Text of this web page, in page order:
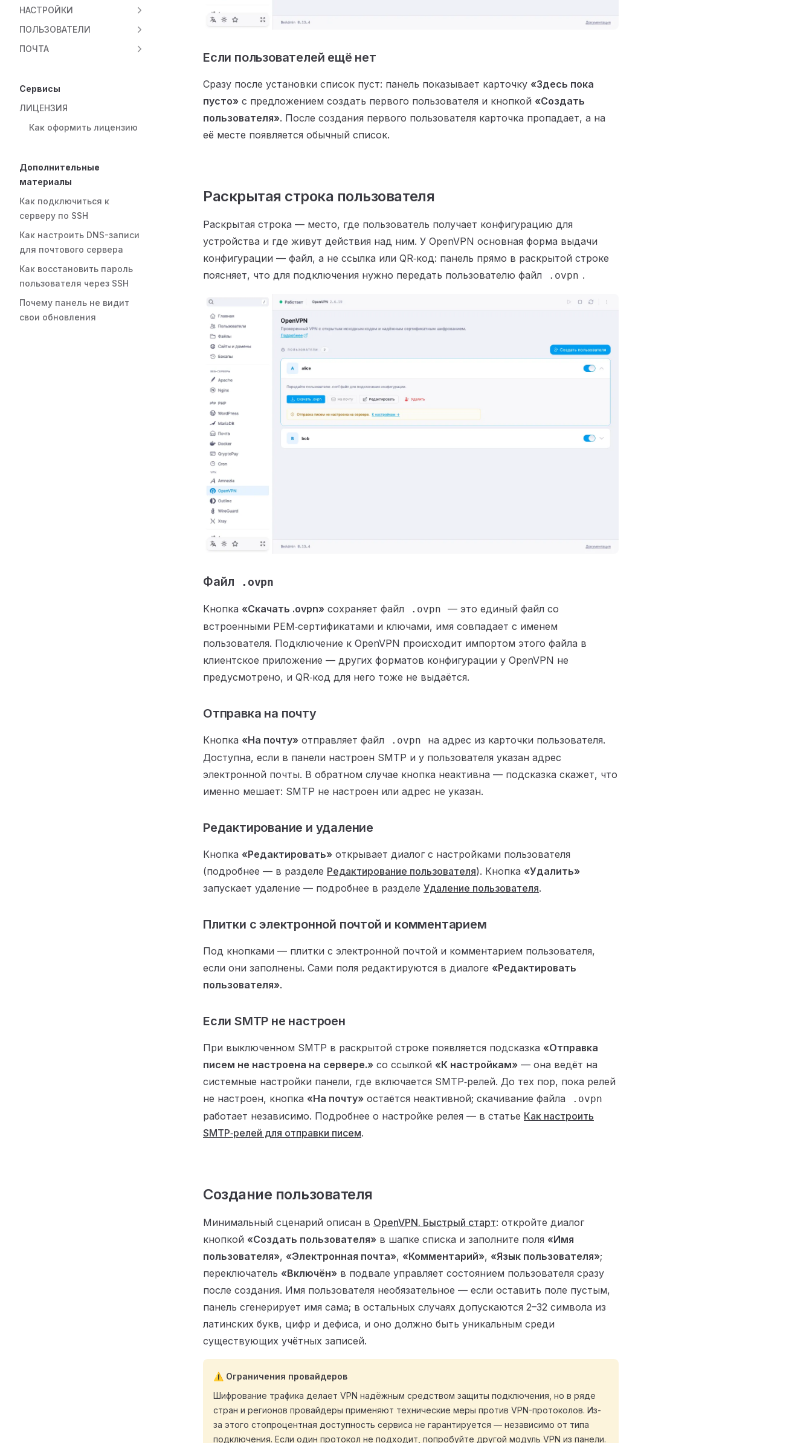
НАСТРОЙКИ
ПОЛЬЗОВАТЕЛИ
ПОЧТА
Сервисы
ЛИЦЕНЗИЯ
Как оформить лицензию
Дополнительные
материалы
Как подключиться к
серверу по SSH
Как настроить DNS-записи
для почтового сервера
Как восстановить пароль
пользователя через SSH
Почему панель не видит
свои обновления
Если пользователей ещё нет
Сразу после установки список пуст: панель показывает карточку «Здесь пока
пусто» с предложением создать первого пользователя и кнопкой «Создать
пользователя». После создания первого пользователя карточка пропадает, а на
её месте появляется обычный список.
Раскрытая строка пользователя
Раскрытая строка — место, где пользователь получает конфигурацию для
устройства и где живут действия над ним. У OpenVPN основная форма выдачи
конфигурации — файл, а не ссылка или QR‑код: панель прямо в раскрытой строке
поясняет, что для подключения нужно передать пользователю файл
.ovpn .
Файл .ovpn
Кнопка «Скачать .ovpn» сохраняет файл .ovpn
— это единый файл со
встроенными PEM‑сертификатами и ключами, имя совпадает с именем
пользователя. Подключение к OpenVPN происходит импортом этого файла в
клиентское приложение — других форматов конфигурации у OpenVPN не
предусмотрено, и QR‑код для него тоже не выдаётся.
Отправка на почту
Кнопка «На почту» отправляет файл .ovpn
на адрес из карточки пользователя.
Доступна, если в панели настроен SMTP и у пользователя указан адрес
электронной почты. В обратном случае кнопка неактивна — подсказка скажет, что
именно мешает: SMTP не настроен или адрес не указан.
Редактирование и удаление
Кнопка «Редактировать» открывает диалог с настройками пользователя
(подробнее — в разделе Редактирование пользователя). Кнопка «Удалить»
запускает удаление — подробнее в разделе Удаление пользователя.
Плитки с электронной почтой и комментарием
Под кнопками — плитки с электронной почтой и комментарием пользователя,
если они заполнены. Сами поля редактируются в диалоге «Редактировать
пользователя».
Если SMTP не настроен
При выключенном SMTP в раскрытой строке появляется подсказка «Отправка
писем не настроена на сервере.» со ссылкой «К настройкам» — она ведёт на
системные настройки панели, где включается SMTP‑релей. До тех пор, пока релей
не настроен, кнопка «На почту» остаётся неактивной; скачивание файла .ovpn
работает независимо. Подробнее о настройке релея — в статье Как настроить
SMTP‑релей для отправки писем.
Создание пользователя
Минимальный сценарий описан в OpenVPN. Быстрый старт: откройте диалог
кнопкой «Создать пользователя» в шапке списка и заполните поля «Имя
пользователя», «Электронная почта», «Комментарий», «Язык пользователя»;
переключатель «Включён» в подвале управляет состоянием пользователя сразу
после создания. Имя пользователя необязательное — если оставить поле пустым,
панель сгенерирует имя сама; в остальных случаях допускаются 2–32 символа из
латинских букв, цифр и дефиса, и оно должно быть уникальным среди
существующих учётных записей.
⚠️ Ограничения провайдеров
Шифрование трафика делает VPN надёжным средством защиты подключения, но в ряде
стран и регионов провайдеры применяют технические меры против VPN-протоколов. Из-
за этого стопроцентная доступность сервиса не гарантируется — независимо от типа
подключения. Если один протокол не подходит, попробуйте другой модуль VPN из панели.